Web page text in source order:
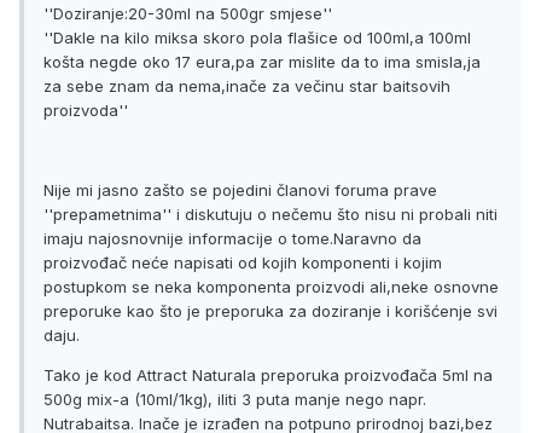
''Doziranje:20-30ml na 500gr smjese''
''Dakle na kilo miksa skoro pola flašice od 100ml,a 100ml
košta negde oko 17 eura,pa zar mislite da to ima smisla,ja
za sebe znam da nema,inače za večinu star baitsovih
proizvoda''
Nije mi jasno zašto se pojedini članovi foruma prave
''prepametnima'' i diskutuju o nečemu što nisu ni probali niti
imaju najosnovnije informacije o tome.Naravno da
proizvođač neće napisati od kojih komponenti i kojim
postupkom se neka komponenta proizvodi ali,neke osnovne
preporuke kao što je preporuka za doziranje i korišćenje svi
daju.
Tako je kod Attract Naturala preporuka proizvođača 5ml na
500g mix-a (10ml/1kg), iliti 3 puta manje nego napr.
Nutrabaitsa. Inače je izrađen na potpuno prirodnoj bazi,bez